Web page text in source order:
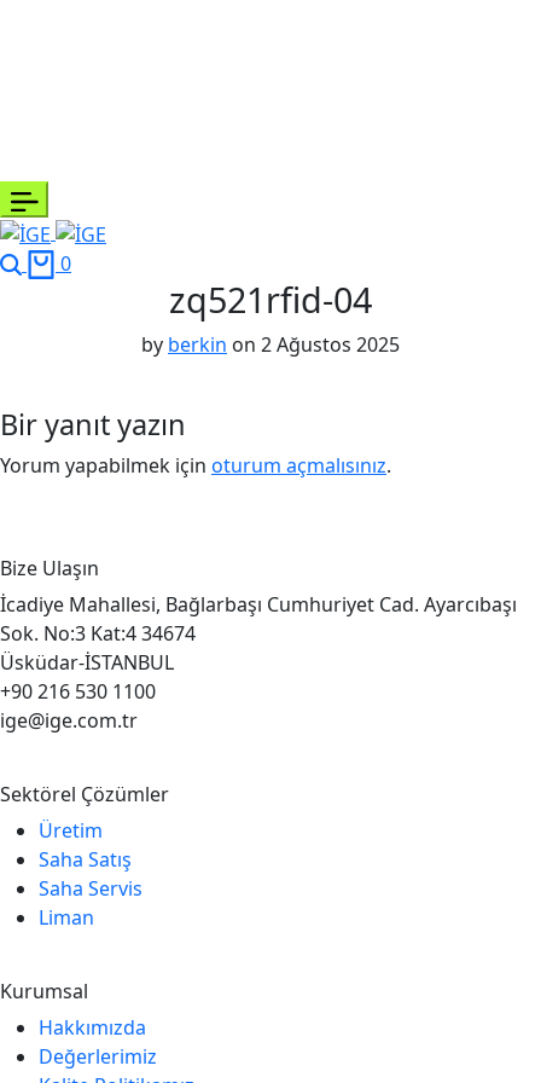
0
zq521rfid-04
by berkin on 2 Ağustos 2025
Bir yanıt yazın
Yorum yapabilmek için oturum açmalısınız.
Bize Ulaşın
İcadiye Mahallesi, Bağlarbaşı Cumhuriyet Cad. Ayarcıbaşı
Sok. No:3 Kat:4 34674
Üsküdar-İSTANBUL
+90 216 530 1100
ige@ige.com.tr
Sektörel Çözümler
Üretim
Saha Satış
Saha Servis
Liman
Kurumsal
Hakkımızda
Değerlerimiz